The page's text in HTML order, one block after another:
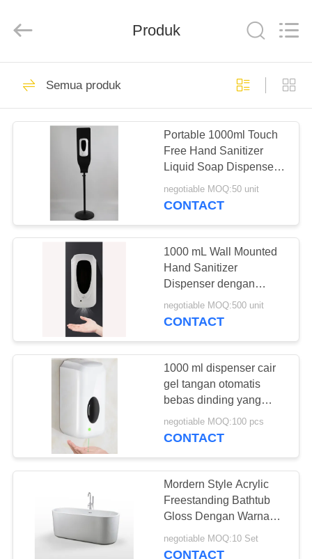
RUMAH
PRODUK
TENTANG
TUR
KONTROL
KUALITAS
HUBUNGI
BERITA
PERMINTAAN
PENAWARAN
SITEMAP
CO.,LTD.
Kandang Shower
Kamar Mandi
Kandang Pintu
Mandi Geser
31
Kandang Pintu
Kamar Mandi Pivot
25
92
Produk
Semua produk
Portable 1000ml Touch
Free Hand Sanitizer
Liquid Soap Dispenser
Berdiri Bebas
negotiable MOQ:50 unit
CONTACT
1000 mL Wall Mounted
Hand Sanitizer
Dispenser dengan
Fogging Disinfektan
Sprayer
negotiable MOQ:500 unit
CONTACT
1000 ml dispenser cair
gel tangan otomatis
bebas dinding yang
dapat dipasang di
dinding
negotiable MOQ:100 pcs
CONTACT
Mordern Style Acrylic
Freestanding Bathtub
Gloss Dengan Warna
Putih Salju
negotiable MOQ:10 Set
CONTACT